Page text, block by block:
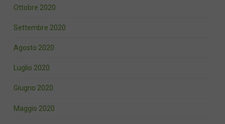
Ottobre 2020
Settembre 2020
Agosto 2020
Luglio 2020
Giugno 2020
Maggio 2020